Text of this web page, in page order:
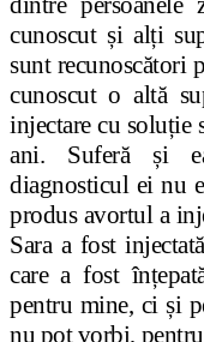
cunoscut și alți
sunt recunoscători
cunoscut o altă
injectare cu soluție
ani. Suferă și
diagnosticul ei nu
produs avortul a
Sara a fost
care a fost
pentru mine, ci și
nu pot vorbi,